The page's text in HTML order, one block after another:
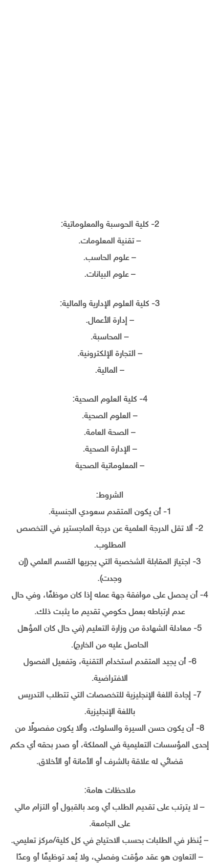
2- كلية الحوسبة والمعلوماتية:
– تقنية المعلومات.
– علوم الحاسب.
– علوم البيانات.
3- كلية العلوم الإدارية والمالية:
– إدارة الأعمال.
– المحاسبة.
– التجارة الإلكترونية.
– المالية.
4- كلية العلوم الصحية:
– العلوم الصحية.
– الصحة العامة.
– الإدارة الصحية.
– المعلوماتية الصحية
الشروط:
1- أن يكون المتقدم سعودي الجنسية.
2- ألا تقل الدرجة العلمية عن درجة الماجستير في التخصص
المطلوب.
3- اجتياز المقابلة الشخصية التي يجريها القسم العلمي (إن
وجدت).
4- أن يحصل على موافقة جهة عمله إذا كان موظفًا، وفي حال
عدم ارتباطه بعمل حكومي تقديم ما يثبت ذلك.
5- معادلة الشهادة من وزارة التعليم (في حال كان المؤهل
الحاصل عليه من الخارج).
6- أن يجيد المتقدم استخدام التقنية، وتفعيل الفصول
الافتراضية.
7- إجادة اللغة الإنجليزية للتخصصات التي تتطلب التدريس
باللغة الإنجليزية.
8- أن يكون حسن السيرة والسلوك، وألا يكون مفصولًا من
إحدى المؤسسات التعليمية في المملكة، أو صدر بحقه أي حكم
قضائي له علاقة بالشرف أو الأمانة أو الأخلاق.
ملاحظات هامة:
– لا يترتب على تقديم الطلب أي وعد بالقبول أو التزام مالي
على الجامعة.
– يُنظر في الطلبات بحسب الاحتياج في كل كلية/مركز تعليمي.
– التعاون هو عقد مؤقت وفصلي، ولا يُعد توظيفًا أو وعدًا